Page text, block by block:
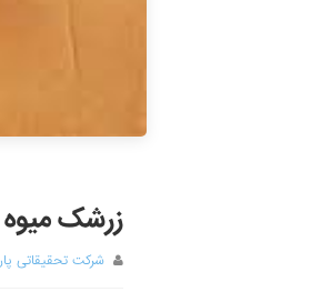
زرشک
شرکت تحقیقاتی